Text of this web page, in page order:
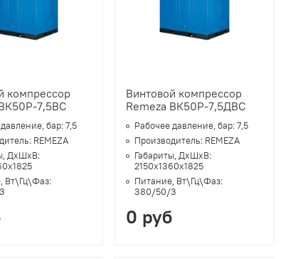
компрессор
7,5ВС
бар:7,5
REMEZA
ДхШхВ:
Вт\Гц\Фаз:
Винтовой компрессор
Remeza ВК50Р-7,5ДВС
Рабочее давление, бар:7,5
Производитель: REMEZA
Габариты, ДхШхВ:
2150х1360х1825
Питание, Вт\Гц\Фаз:
380/50/3
0 руб